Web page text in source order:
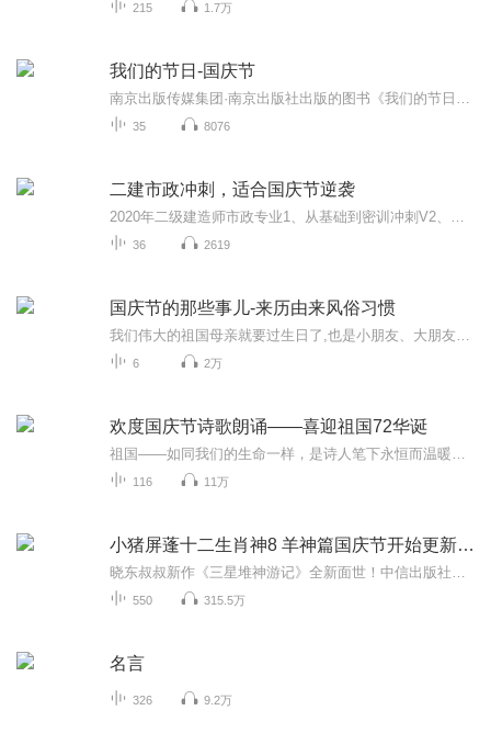
215 1.7万
我们的节日-国庆节
35 8076
二建市政冲刺，适合国庆节逆袭
36 2619
国庆节的那些事儿-来历由来风俗习惯
6 2万
欢度国庆节诗歌朗诵——喜迎祖国72华诞
116 11万
小猪屏蓬十二生肖神8 羊神篇国庆节开始更新啦！
550 315.5万
名言
326 9.2万